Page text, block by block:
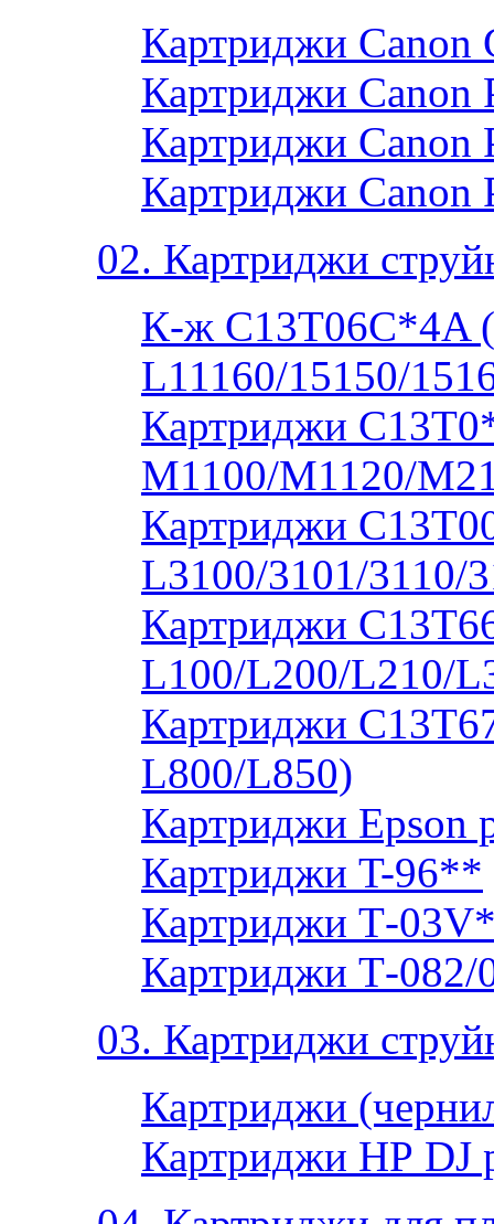
Картриджи Canon
Картриджи Canon
Картриджи Canon
Картриджи Canon
02. Картриджи
К-ж
L11160/15150/
Картриджи
M1100/M1120/
Картриджи
L3100/3101/3110/
Картриджи
L100/L200/L210/
Картриджи
L800/L850)
Картриджи Epson
Картриджи T-96**
Картриджи Т-
Картриджи Т-
03. Картриджи
Картриджи
Картриджи НР DJ